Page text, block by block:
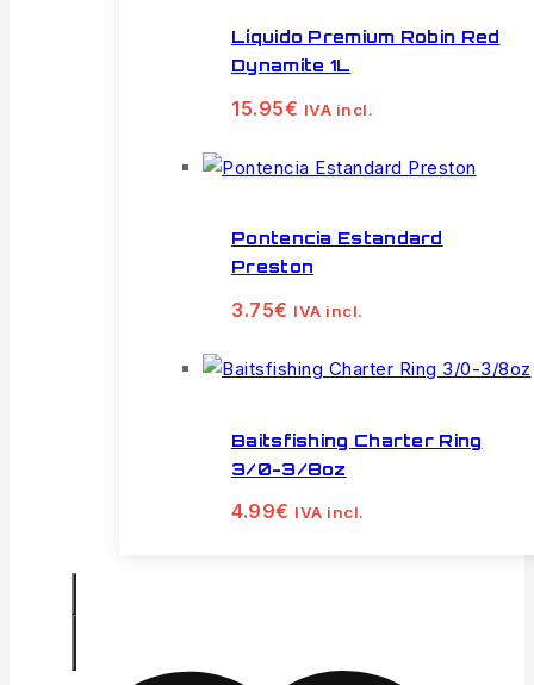
Líquido Premium Robin Red
Dynamite 1L
15.95€ IVA incl.
Pontencia Estandard
Preston
3.75€ IVA incl.
Baitsfishing Charter Ring
3/0-3/8oz
4.99€ IVA incl.